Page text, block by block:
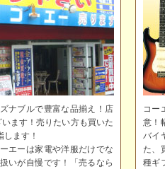
ナブルで豊富な品揃え！店
ます！売りたい方も買いた
ます！
エーは家電や洋服だけでな
いが自慢です！「売るなら
コー
意！
バイ
た、
種ギ